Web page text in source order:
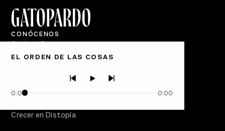
EL ORDEN DE LAS COSAS
0:00 0:00
CONÓCENOS
Quiénes Somos
Directorio
Semanario Gatopardo
Crecer en Distopía